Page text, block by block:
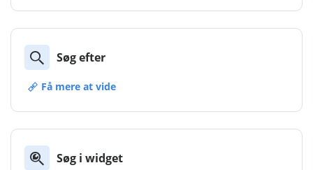
Søg efter
Få mere at vide
Søg i widget